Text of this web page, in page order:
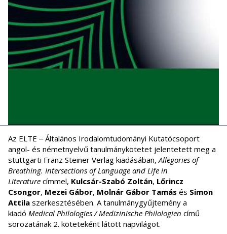
Az ELTE ‒ Általános Irodalomtudományi Kutatócsoport
angol- és németnyelvű tanulmánykötetet jelentetett meg a
stuttgarti Franz Steiner Verlag kiadásában,Allegories of
Breathing. Intersections of Language and Life in
Literature címmel, Kulcsár-Szabó Zoltán, Lőrincz
Csongor, Mezei Gábor, Molnár Gábor Tamás és Simon
Attila szerkesztésében. A tanulmánygyűjtemény a
kiadó Medical Philologies / Medizinische Philologien című
sorozatának 2. köteteként látott napvilágot.